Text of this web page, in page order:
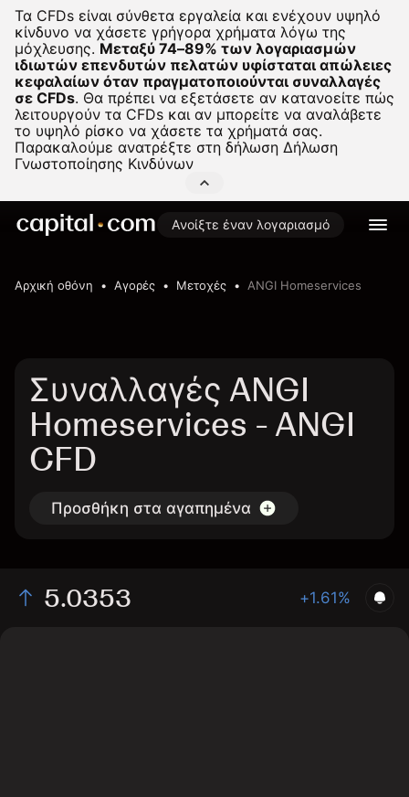
Τα CFDs είναι σύνθετα εργαλεία και ενέχουν υψηλό
κίνδυνο να χάσετε γρήγορα χρήματα λόγω της
μόχλευσης. Μεταξύ 74–89% των λογαριασμών
ιδιωτών επενδυτών πελατών υφίσταται απώλειες
κεφαλαίων όταν πραγματοποιούνται συναλλαγές
σε CFDs. Θα πρέπει να εξετάσετε αν κατανοείτε πώς
λειτουργούν τα CFDs και αν μπορείτε να αναλάβετε
το υψηλό ρίσκο να χάσετε τα χρήματά σας.
Παρακαλούμε ανατρέξτε στη δήλωση Δήλωση
Γνωστοποίησης Κινδύνων
Ανοίξτε έναν λογαριασμό
Αρχική οθόνη Αγορές Μετοχές ANGI Homeservices
Συναλλαγές ANGI
Homeservices - ANGI
CFD
Προσθήκη στα αγαπημένα
5.0353 +1.61%